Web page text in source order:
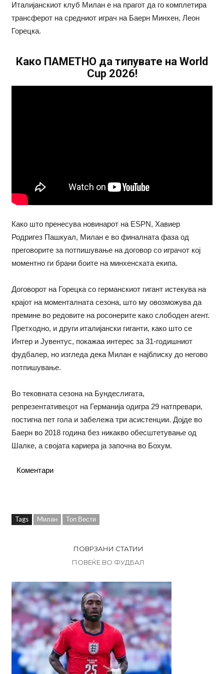
Италијанскиот клуб Милан е на прагот да го комплетира
трансферот на средниот играч на Баерн Минхен, Леон
Горецка.
Како ПАМЕТНО да типувате на World
Cup 2026!
Како што пренесува новинарот на ESPN, Хавиер
Родригез Пашкуал, Милан е во финалната фаза од
преговорите за потпишување на договор со играчот кој
моментно ги брани боите на минхенската екипа.
Договорот на Горецка со германскиот гигант истекува на
крајот на моменталната сезона, што му овозможува да
премине во редовите на росонерите како слободен агент.
Претходно, и други италијански гиганти, како што се
Интер и Јувентус, покажаа интерес за 31-годишниот
фудбалер, но изгледа дека Милан е најблиску до негово
потпишување.
Во тековната сезона на Бундеслигата,
репрезентативецот на Германија одигра 29 натпревари,
постигна пет гола и забележа три асистенции. Дојде во
Баерн во 2018 година без никакво обесштетување од
Шалке, а својата кариера ја започна во Бохум.
Коментари
Tags Mилан Топ Вести
ПОВРЗАНИ СТАТИИ
ПОВЕЌЕ ВО ФУДБАЛ